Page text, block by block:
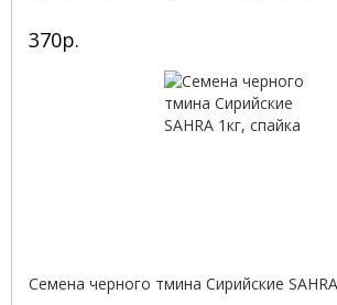
370р.
Семена черного тмина Сирийские